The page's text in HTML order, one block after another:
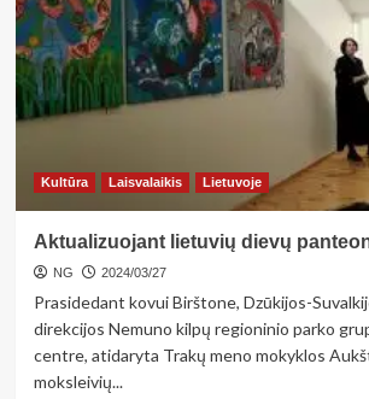
atsargų
valdymo
sistema
verslui?
</strong>
Kultūra Laisvalaikis Lietuvoje
Aktualizuojant lietuvių dievų
NG 2024/03/27
Prasidedant kovui Birštone, Dzūkijos-
direkcijos Nemuno kilpų regioninio parko
centre, atidaryta Trakų meno mokyklos
moksleivių...